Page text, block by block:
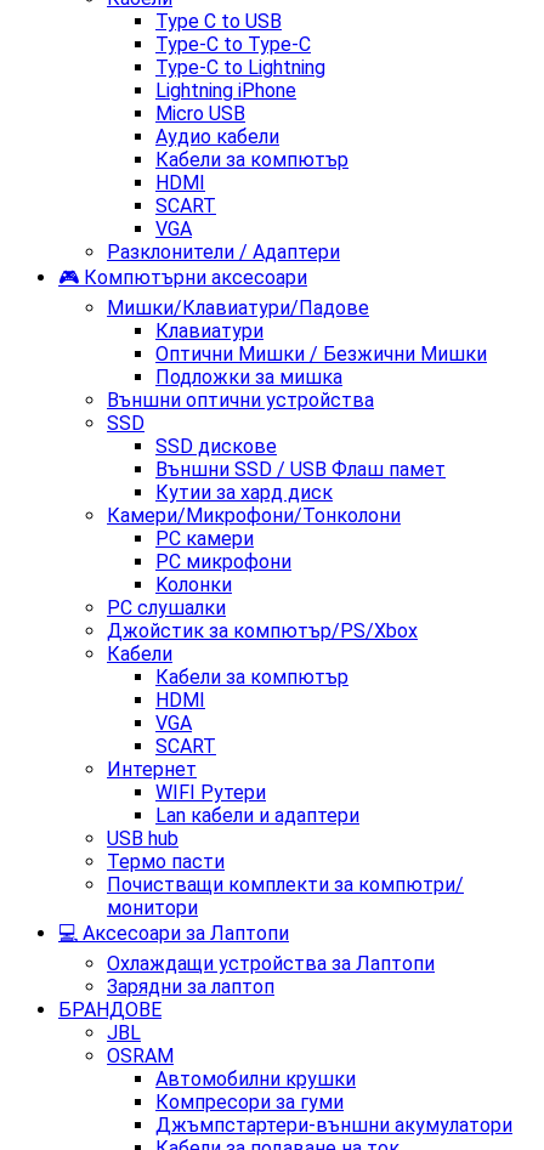
Type C to USB
Type-C to Type-C
Type-C to Lightning
Lightning iPhone
Micro USB
Аудио кабели
Кабели за компютър
HDMI
SCART
VGA
Разклонители / Адаптери
🎮 Компютърни аксесоари
Мишки/Клавиатури/Падове
Клавиатури
Оптични Мишки / Безжични Мишки
Подложки за мишка
Външни оптични устройства
SSD
SSD дискове
Външни SSD / USB Флаш памет
Кутии за хард диск
Камери/Микрофони/Тонколони
PC камери
PC микрофони
Kолонки
PC слушалки
Джойстик за компютър/PS/Xbox
Кабели
Кабели за компютър
HDMI
VGA
SCART
Интернет
WIFI Рутери
Lan кабели и адаптери
USB hub
Термо пасти
Почистващи комплекти за компютри/
монитори
💻 Аксесоари за Лаптопи
Охлаждащи устройства за Лаптопи
Зарядни за лаптоп
БРАНДОВЕ
JBL
OSRAM
Автомобилни крушки
Компресори за гуми
Джъмпстартери-външни акумулатори